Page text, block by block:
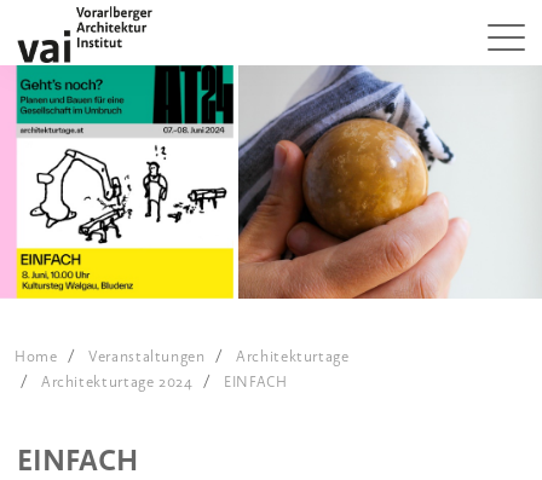
Home Veranstaltungen
Architekturtage
Architekturtage 2024
EINFACH
EINFACH